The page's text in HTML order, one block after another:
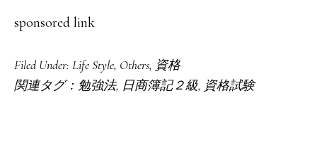
sponsored link
Filed Under: Life Style, Others, 資格
関連タグ： 勉強法, 日商簿記２級, 資格試験